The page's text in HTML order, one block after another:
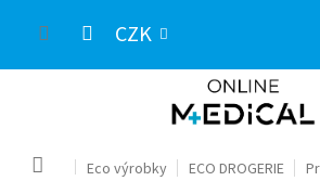
CZK
Domů Eco výrobky ECO DROGERIE